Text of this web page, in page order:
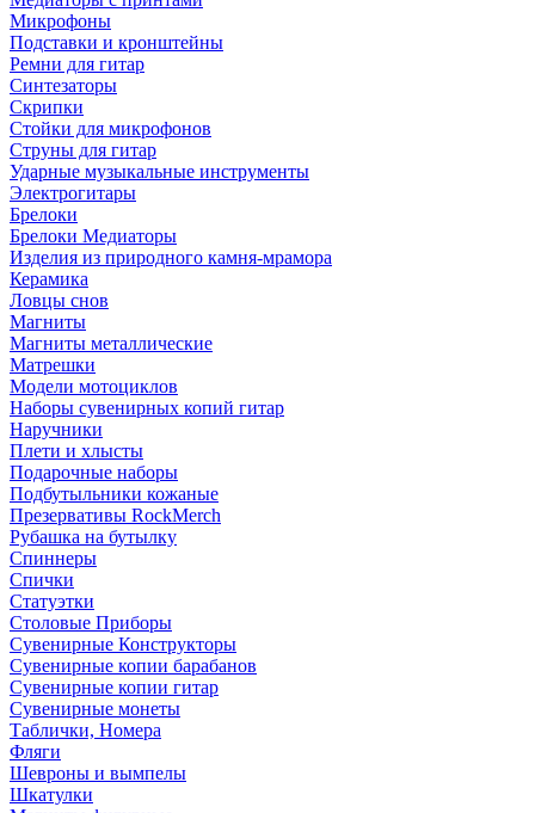
Микрофоны
Подставки и кронштейны
Ремни для гитар
Синтезаторы
Скрипки
Стойки для микрофонов
Струны для гитар
Ударные музыкальные инструменты
Электрогитары
Брелоки
Брелоки Медиаторы
Изделия из природного камня-мрамора
Керамика
Ловцы снов
Магниты
Магниты металлические
Матрешки
Модели мотоциклов
Наборы сувенирных копий гитар
Наручники
Плети и хлысты
Подарочные наборы
Подбутыльники кожаные
Презервативы RockMerch
Рубашка на бутылку
Спиннеры
Спички
Статуэтки
Столовые Приборы
Сувенирные Конструкторы
Сувенирные копии барабанов
Сувенирные копии гитар
Сувенирные монеты
Таблички, Номера
Фляги
Шевроны и вымпелы
Шкатулки